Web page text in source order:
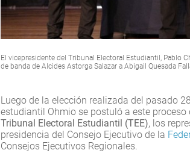
El vicepresidente del Tribunal Electoral Estudiantil, Pablo
de banda de Alcides Astorga Salazar a Abigail Quesada
Luego de la elección realizada del pasado
estudiantil Ohmio se postuló a este proceso
Tribunal Electoral Estudiantil (TEE), los
presidencia del Consejo Ejecutivo de la
Consejos Ejecutivos Regionales.